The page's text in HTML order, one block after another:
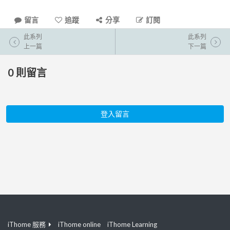
留言 追蹤 分享 訂閱
此系列
上一篇
此系列
下一篇
0 則留言
登入留言
iThome 服務 iThome online iThome Learning